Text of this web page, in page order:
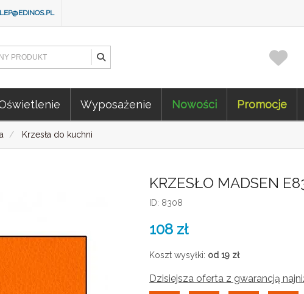
Wyposażenie Nowości Promocje
Krzesła do kuchni
KRZESŁO MADSEN
ID: 8308
108 zł
Koszt wysyłki: od 19 zł
Dzisiejsza oferta z gwarancją